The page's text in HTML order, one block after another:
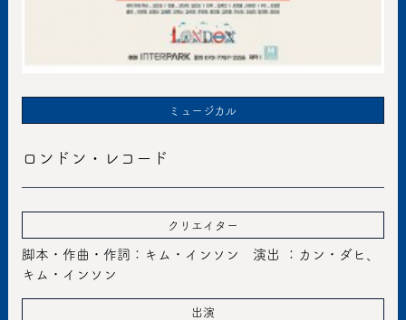
ミュージカル
ロンドン・レコード
クリエイター
脚本・作曲・作詞：キム・インソン 演出 ：カン・ダヒ、
キム・インソン
出演